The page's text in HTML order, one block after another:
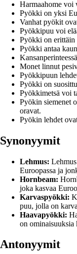
Harmaahome voi
Pyökki on yksi
Vanhat pyökit
Pyökkipuu voi
Pyökki on erittäin
Pyökki antaa
Monet linnut
Pyökkipuun
Pyökki on
Pyökkimetsä voi
Pyökin siemenet
oravat.
Pyökin lehdet
Synonyymit
Lehmus:
Euroopassa ja
Hornbeam:
joka kasvaa
Karvaspyökki:
puu, jolla on
Haavapyökki:
on ominaisuuksia
Antonyymit